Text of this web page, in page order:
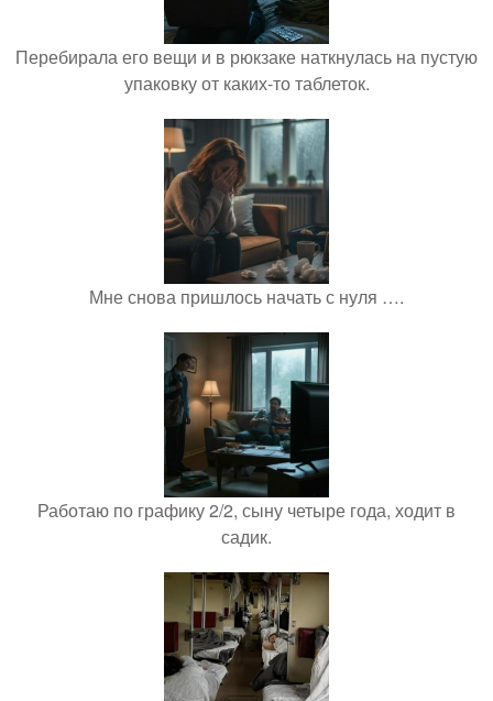
Перебирала его вещи и в рюкзаке наткнулась на пустую
упаковку от каких-то таблеток.
Мне снова пришлось начать с нуля ….
Работаю по графику 2/2, сыну четыре года, ходит в
садик.